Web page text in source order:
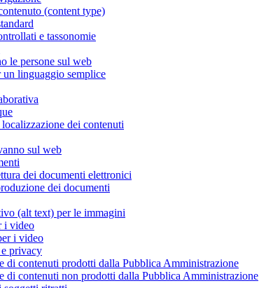
(content type)
e tassonomie
le persone sul web
linguaggio semplice
dei contenuti
sul web
dei documenti elettronici
dei documenti
(alt text) per le immagini
i video
i video
privacy
di contenuti prodotti dalla Pubblica Amministrazione
di contenuti non prodotti dalla Pubblica Amministrazione